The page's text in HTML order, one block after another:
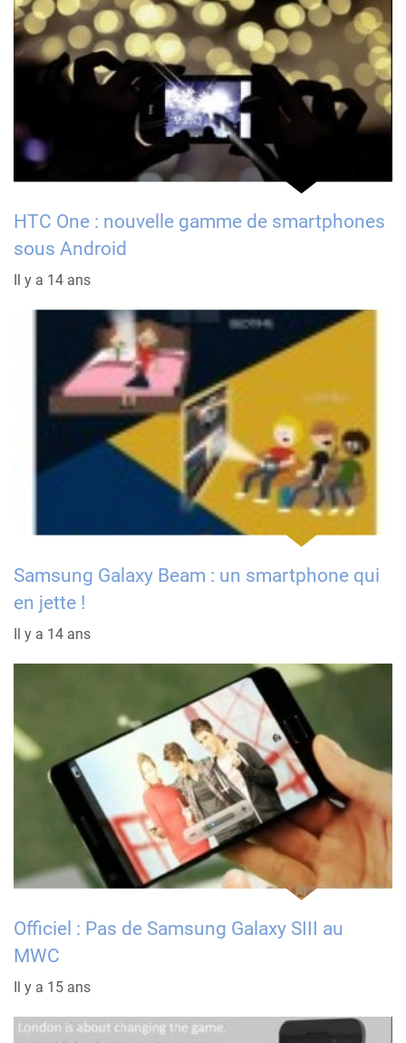
HTC One : nouvelle gamme de smartphones
sous Android
Il y a 14 ans
Samsung Galaxy Beam : un smartphone qui
en jette !
Il y a 14 ans
Officiel : Pas de Samsung Galaxy SIII au
MWC
Il y a 15 ans